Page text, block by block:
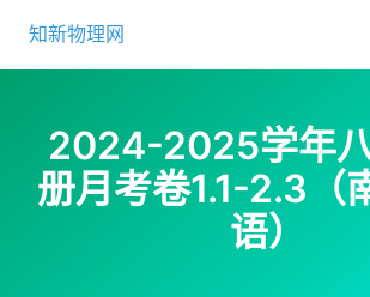
content
知新物理网
2024-2025学年
册月考卷1.1-2.3（
语）